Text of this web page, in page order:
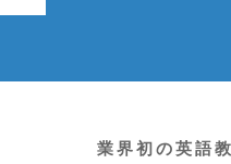
業界初の英語